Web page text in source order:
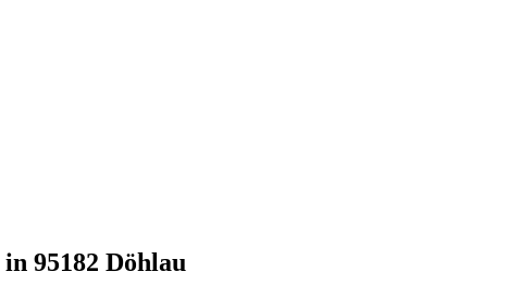
in 95182 Döhlau